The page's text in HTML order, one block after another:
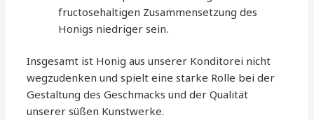
fructosehaltigen Zusammensetzung des
Honigs niedriger sein.
Insgesamt ist Honig aus unserer Konditorei nicht
wegzudenken und spielt eine starke Rolle bei der
Gestaltung des Geschmacks und der Qualität
unserer süßen Kunstwerke.